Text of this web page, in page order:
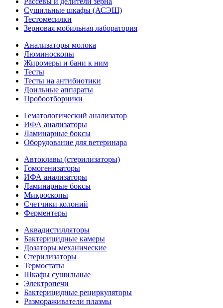
Сушильные шкафы (АСЭШ)
Тестомесилки
Зерновая мобильная лаборатория
Анализаторы молока
Люминоскопы
Жиромеры и бани к ним
Тесты
Тесты на антибиотики
Доильные аппараты
Пробоотборники
Гематологический анализатор
ИФА анализаторы
Ламинарные боксы
Оборудование для ветеринара
Автоклавы (стерилизаторы)
Гомогенизаторы
ИФА анализаторы
Ламинарные боксы
Микроскопы
Счетчики колоний
Ферментеры
Аквадистилляторы
Бактерицидные камеры
Дозаторы механические
Стерилизаторы
Термостаты
Шкафы сушильные
Электропечи
Бактерицидные рециркуляторы
Размораживатели плазмы